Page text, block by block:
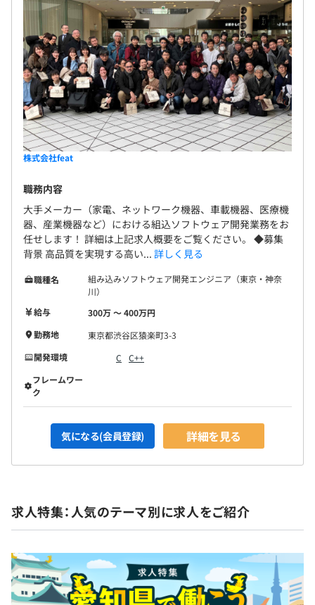
株式会社feat
職務内容
大手メーカー（家電、ネットワーク機器、⾞載機器、医療機
器、産業機器など）における組込ソフトウェア開発業務をお
任せします！ 詳細は上記求人概要をご覧ください。 ◆募集
背景 ⾼品質を実現する高い... 詳しく見る
職種名
組み込みソフトウェア開発エンジニア（東京・神奈
川）
給与
300万 〜 400万円
勤務地
東京都渋谷区猿楽町3-3
開発環境
C
C++
フレームワー
ク
気になる(会員登録) 詳細を見る
求人特集：人気のテーマ別に求人をご紹介